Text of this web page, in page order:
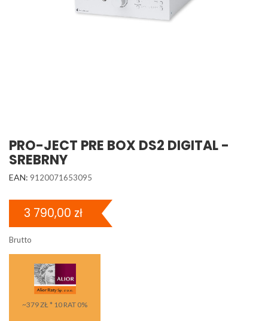
PRO-JECT PRE BOX DS2 DIGITAL -
SREBRNY
EAN: 9120071653095
3 790,00 zł
Brutto
~379 ZŁ * 10 RAT 0%